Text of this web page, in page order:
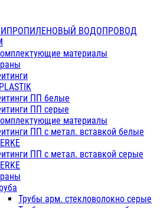
ВОДОПРОВОД
материалы
ПП белые
ПП серые
материалы
ПП с метал. вставкой белые
ПП с метал. вставкой серые
Трубы арм. стекловолокно серые